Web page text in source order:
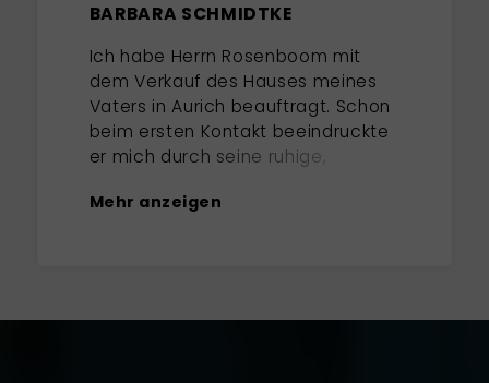
BARBARA SCHMIDTKE
Ich habe Herrn Rosenboom mit
dem Verkauf des Hauses meines
Vaters in Aurich beauftragt. Schon
beim ersten Kontakt beeindruckte
er mich durch seine ruhige,
ersten Gespräch wurde direkt
Mehr anzeigen